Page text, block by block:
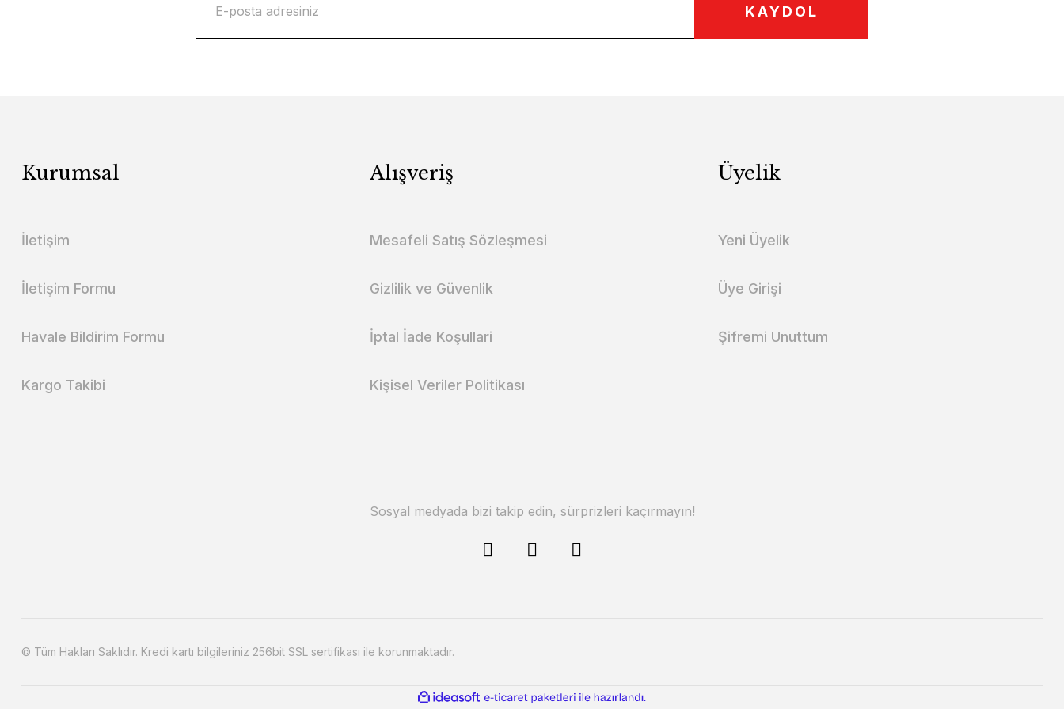
KAYDOL
Kurumsal
İletişim
İletişim Formu
Havale Bildirim Formu
Kargo Takibi
Alışveriş
Mesafeli Satış Sözleşmesi
Gizlilik ve Güvenlik
İptal İade Koşullari
Kişisel Veriler Politikası
Üyelik
Yeni Üyelik
Üye Girişi
Şifremi Unuttum
Sosyal medyada bizi takip edin, sürprizleri kaçırmayın!
© Tüm Hakları Saklıdır. Kredi kartı bilgileriniz 256bit SSL sertifikası ile korunmaktadır.
ideasoft
e-